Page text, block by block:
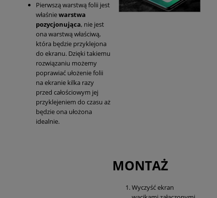
Pierwszą warstwą folii jest
właśniewarstwa
pozycjonująca, nie jest
ona warstwą właściwą,
która będzie przyklejona
do ekranu. Dzięki takiemu
rozwiązaniu możemy
poprawiać ułożenie folii
na ekranie kilka razy
przed całościowym jej
przyklejeniem do czasu aż
będzie ona ułożona
idealnie.
MONTAŻ
Wyczyść ekran